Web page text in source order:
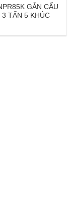
GẮN CẨU
3 TẤN 5 KHÚC